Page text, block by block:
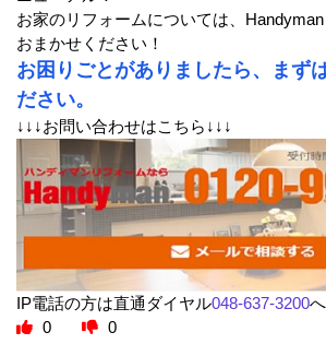
お家のリフォームについては、
おまかせください！
お困りごとがありましたら、まず
ださい。
↓↓↓お問い合わせはこちら↓↓↓
IP電話の方は直通ダイヤル048-637-3200へ
0
0